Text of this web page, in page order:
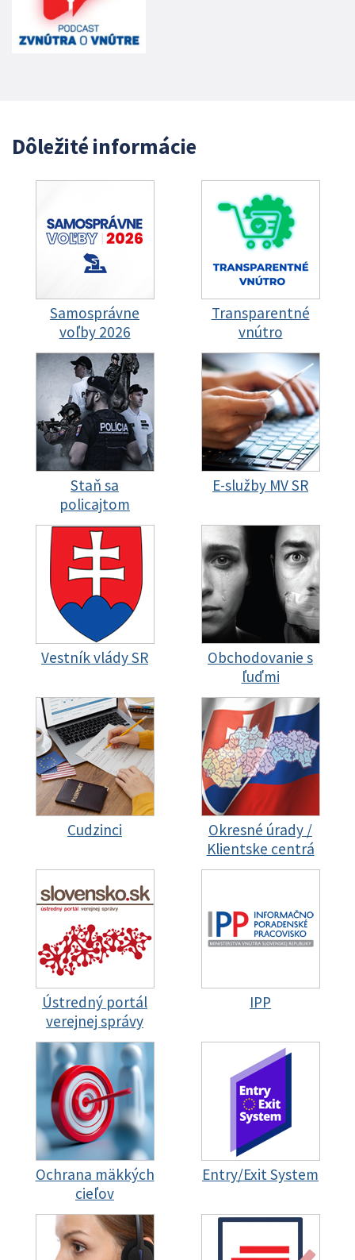
Dôležité informácie
Samosprávne
voľby 2026
Transparentné
vnútro
Staň sa
policajtom
E-služby MV SR
Vestník vlády SR
Obchodovanie s
ľuďmi
Cudzinci
Okresné úrady /
Klientske centrá
Ústredný portál
verejnej správy
IPP
Ochrana mäkkých
cieľov
Entry/Exit System